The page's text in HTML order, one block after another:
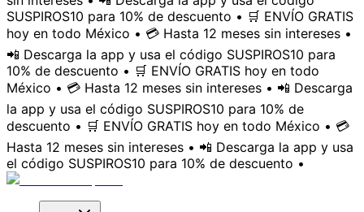
SUSPIROS10 para 10% de descuento • 🛒 ENVÍO GRATIS
hoy en todo México • 💳 Hasta 12 meses sin intereses •
📲 Descarga la app y usa el código SUSPIROS10 para
10% de descuento • 🛒 ENVÍO GRATIS hoy en todo
México • 💳 Hasta 12 meses sin intereses • 📲 Descarga
la app y usa el código SUSPIROS10 para 10% de
descuento • 🛒 ENVÍO GRATIS hoy en todo México • 💳
Hasta 12 meses sin intereses • 📲 Descarga la app y usa
el código SUSPIROS10 para 10% de descuento •